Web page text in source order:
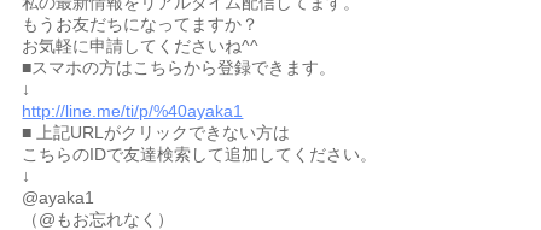
もうお友だちになってますか？
お気軽に申請してくださいね^^
■スマホの方はこちらから登録できます。
↓
http://line.me/ti/p/%40ayaka1
■ 上記URLがクリックできない方は
こちらのIDで友達検索して追加してください。
↓
@ayaka1
（@もお忘れなく）